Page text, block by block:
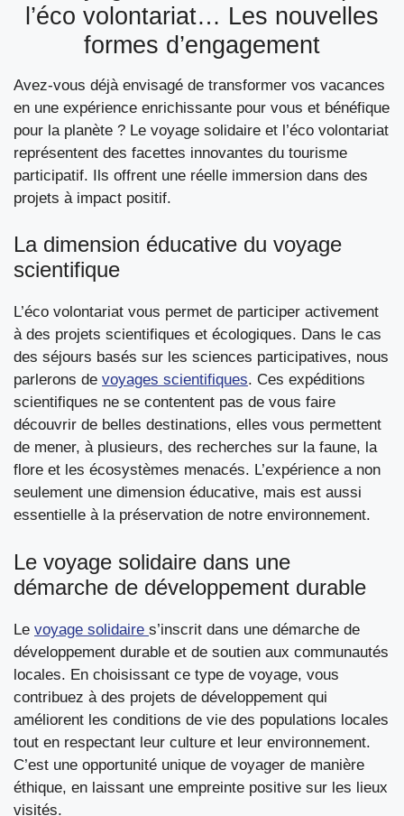
l’éco volontariat… Les nouvelles
formes d’engagement
Avez-vous déjà envisagé de transformer vos vacances
en une expérience enrichissante pour vous et bénéfique
pour la planète ? Le voyage solidaire et l’éco volontariat
représentent des facettes innovantes du tourisme
participatif. Ils offrent une réelle immersion dans des
projets à impact positif.
La dimension éducative du voyage
scientifique
L’éco volontariat vous permet de participer activement
à des projets scientifiques et écologiques. Dans le cas
des séjours basés sur les sciences participatives, nous
parlerons de voyages scientifiques. Ces expéditions
scientifiques ne se contentent pas de vous faire
découvrir de belles destinations, elles vous permettent
de mener, à plusieurs, des recherches sur la faune, la
flore et les écosystèmes menacés. L’expérience a non
seulement une dimension éducative, mais est aussi
essentielle à la préservation de notre environnement.
Le voyage solidaire dans une
démarche de développement durable
Le voyage solidaire s’inscrit dans une démarche de
développement durable et de soutien aux communautés
locales. En choisissant ce type de voyage, vous
contribuez à des projets de développement qui
améliorent les conditions de vie des populations locales
tout en respectant leur culture et leur environnement.
C’est une opportunité unique de voyager de manière
éthique, en laissant une empreinte positive sur les lieux
visités.